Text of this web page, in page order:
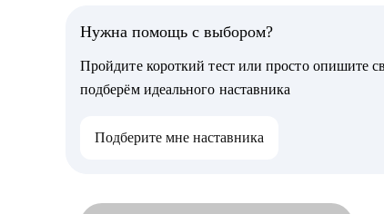
•
•
Нужна помощь с выбором?
Пройдите короткий тест или просто опишите
подберём идеального наставника
Подберите мне наставника